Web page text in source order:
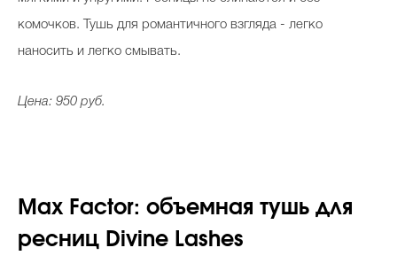
комочков. Тушь для романтичного взгляда - легко
наносить и легко смывать.
Цена: 950 руб.
Max Factor: объемная тушь для
ресниц Divine Lashes